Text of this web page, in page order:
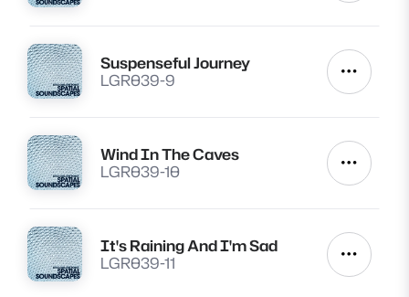
Lire
Suspenseful Journey
LGR039-9
Autres
Lire
Wind In The Caves
LGR039-10
Autres
Lire
It's Raining And I'm Sad
LGR039-11
Autres